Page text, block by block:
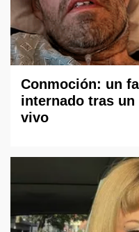
Conmoción: un
internado tras
vivo